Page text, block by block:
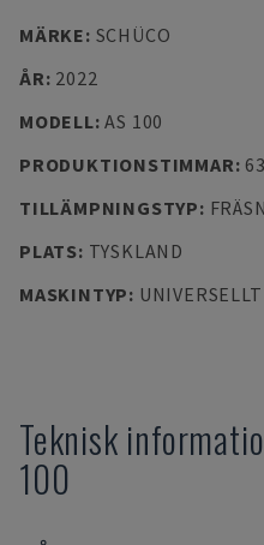
MÄRKE: SCHÜCO
ÅR: 2022
MODELL:AS 100
PRODUKTIONSTIMMAR:
TILLÄMPNINGSTYP:
PLATS: TYSKLAND
MASKINTYP:
Teknisk
100